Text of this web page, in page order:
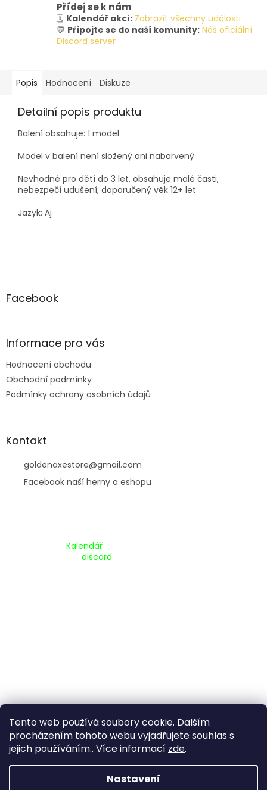
Tento web používá soubory cookie. Dalším
procházením tohoto webu vyjadřujete souhlas s
jejich používáním.. Více informací zde.
Nastavení
Přídej se k nám
🗓️ Kalendář akcí: Zobrazit všechny události
💬 Připojte se do naší komunity: Náš oficiální
Discord server
Popis Hodnocení Diskuze
Detailní popis produktu
Balení obsahuje: 1 model
Model v balení není složený ani nabarvený
Nevhodné pro dětí do 3 let, obsahuje malé časti,
nebezpečí udušení, doporučený věk 12+ let
Jazyk: Aj
Z
aFacebook
Informace pro vás
Hodnocení obchodu
Obchodní podmínky
Podmínky ochrany osobních údajů
Kontakt
goldenaxestore@gmail.com
Facebook naší herny a eshopu
Kalendář
discord
Vytvořil Shoptet